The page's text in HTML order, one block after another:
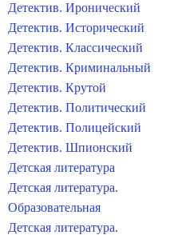
Детектив. Иронический
Детектив. Исторический
Детектив. Классический
Детектив. Криминальный
Детектив. Крутой
Детектив. Политический
Детектив. Полицейский
Детектив. Шпионский
Детская литература
Детская литература.
Образовательная
Детская литература.